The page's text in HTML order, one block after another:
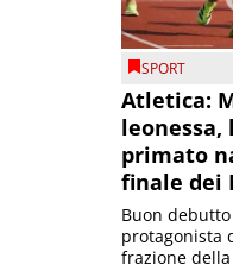
SPORT
Atletica:
leonessa,
primato
finale dei
Buon
protagonista
frazione